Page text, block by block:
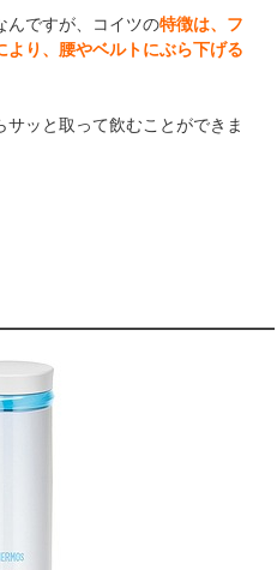
んですが、コイツの特徴は、フ
り、腰やベルトにぶら下げる
ッと取って飲むことができま